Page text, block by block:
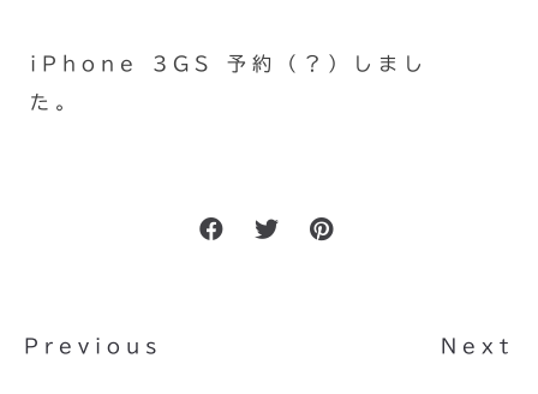
iPhone 3GS 予約（？）しまし
た。
Previous Next